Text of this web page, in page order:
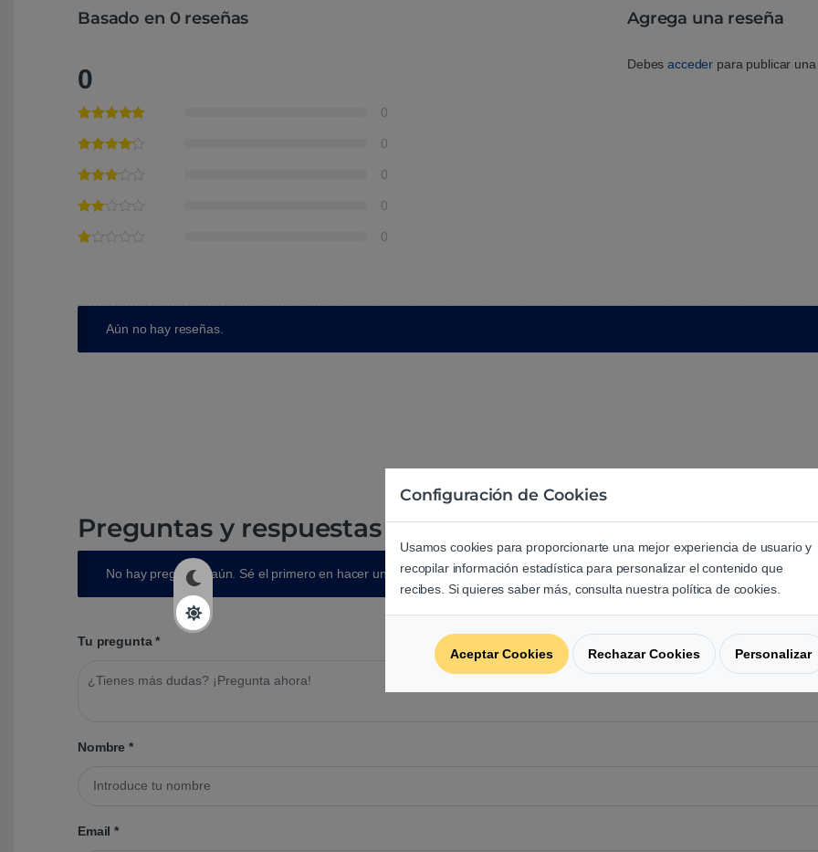
Basado en 0 reseñas
0
0
0
0
0
0
Agrega una reseña
Debesacceder para publicar
Aún no hay reseñas.
Preguntas y respuestas de los usuarios sobre este
No hay preguntas aún. Sé el primero en hacer una pregunta acerca de este producto.
Tu pregunta*
Nombre*
Email*
Configuración de Cookies
Usamos cookies para proporcionarte una mejor experiencia de usuario y
recopilar información estadística para personalizar el contenido que
recibes. Si quieres saber más, consulta nuestra política de cookies.
Aceptar Cookies Rechazar Cookies Personalizar